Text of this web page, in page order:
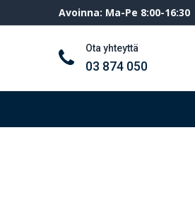
Avoinna: Ma-Pe 8:00-16:30
Ota yhteyttä
03 874 050